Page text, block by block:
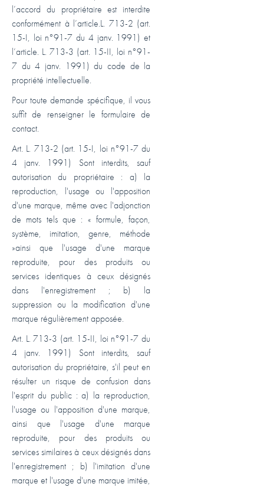
l’accord du propriétaire est interdite
conformément à l’article.L. 713-2 (art.
15-I, loi n°91-7 du 4 janv. 1991) et
l’article. L. 713-3 (art. 15-II, loi n°91-
7 du 4 janv. 1991) du code de la
propriété intellectuelle.
Pour toute demande spécifique, il vous
suffit de renseigner le formulaire de
contact.
Art. L. 713-2 (art. 15-I, loi n°91-7 du
4 janv. 1991) Sont interdits, sauf
autorisation du propriétaire : a) la
reproduction, l'usage ou l'apposition
d'une marque, même avec l'adjonction
de mots tels que : « formule, façon,
système, imitation, genre, méthode
»ainsi que l'usage d'une marque
reproduite, pour des produits ou
services identiques à ceux désignés
dans l'enregistrement ; b) la
suppression ou la modification d'une
marque régulièrement apposée.
Art. L. 713-3 (art. 15-II, loi n°91-7 du
4 janv. 1991) Sont interdits, sauf
autorisation du propriétaire, s'il peut en
résulter un risque de confusion dans
l'esprit du public : a) la reproduction,
l'usage ou l'apposition d'une marque,
ainsi que l'usage d'une marque
reproduite, pour des produits ou
services similaires à ceux désignés dans
l'enregistrement ; b) l'imitation d'une
marque et l'usage d'une marque imitée,